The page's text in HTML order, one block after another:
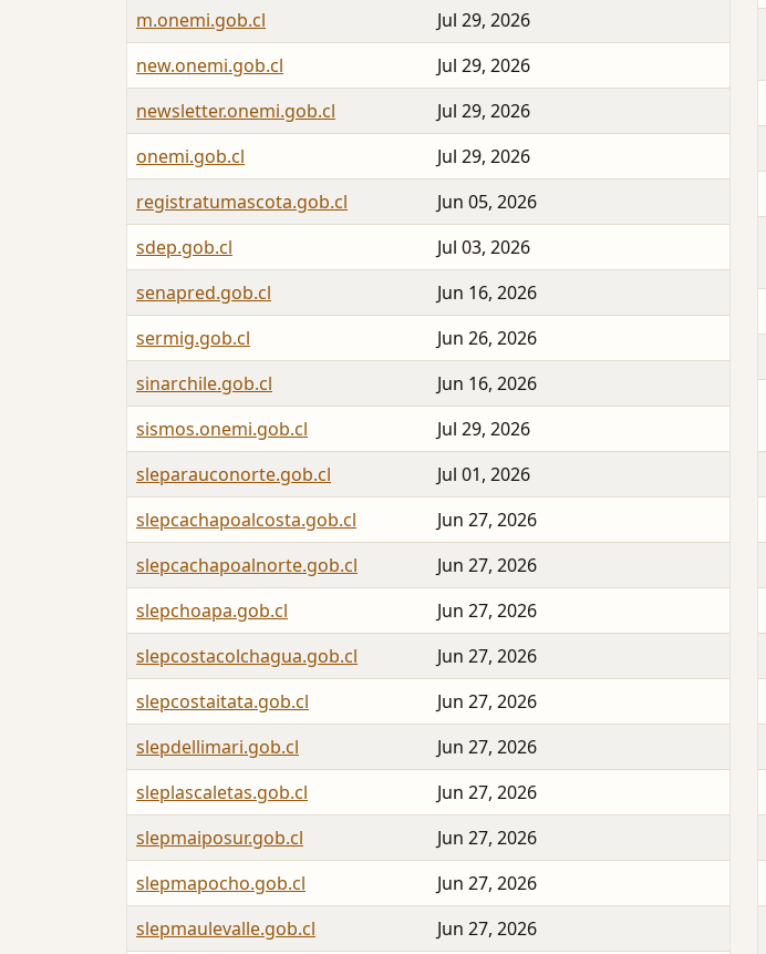
m.onemi.gob.cl
Jul 29, 2026
new.onemi.gob.cl
Jul 29, 2026
newsletter.onemi.gob.cl
Jul 29, 2026
onemi.gob.cl
Jul 29, 2026
registratumascota.gob.cl
Jun 05, 2026
sdep.gob.cl
Jul 03, 2026
senapred.gob.cl
Jun 16, 2026
sermig.gob.cl
Jun 26, 2026
sinarchile.gob.cl
Jun 16, 2026
sismos.onemi.gob.cl
Jul 29, 2026
sleparauconorte.gob.cl
Jul 01, 2026
slepcachapoalcosta.gob.cl
Jun 27, 2026
slepcachapoalnorte.gob.cl
Jun 27, 2026
slepchoapa.gob.cl
Jun 27, 2026
slepcostacolchagua.gob.cl
Jun 27, 2026
slepcostaitata.gob.cl
Jun 27, 2026
slepdellimari.gob.cl
Jun 27, 2026
sleplascaletas.gob.cl
Jun 27, 2026
slepmaiposur.gob.cl
Jun 27, 2026
slepmapocho.gob.cl
Jun 27, 2026
slepmaulevalle.gob.cl
Jun 27, 2026